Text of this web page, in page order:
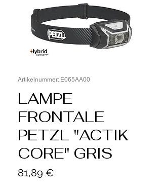
Artikelnummer: E065AA00
LAMPE
FRONTALE
PETZL "ACTIK
CORE" GRIS
81,89 €